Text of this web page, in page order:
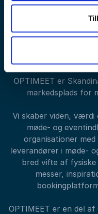
OPTIMEET er
markedsplads for
Vi skaber viden,
møde- og
organisationer
leverandører i møde-
bred vifte af
messer,
OPTIMEET er en del